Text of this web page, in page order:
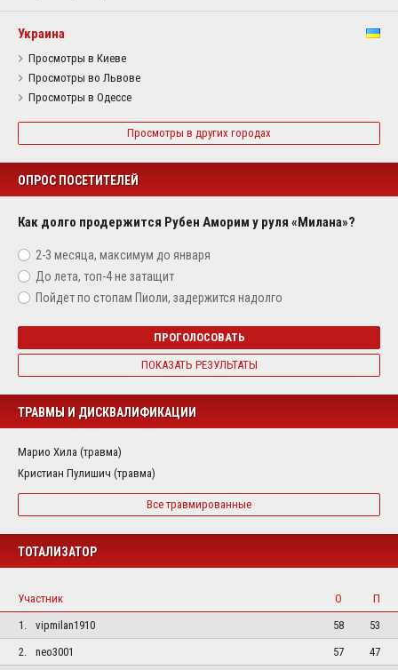
Украина
Просмотры в Киеве
Просмотры во Львове
Просмотры в Одессе
Просмотры в других городах
ОПРОС ПОСЕТИТЕЛЕЙ
Как долго продержится Рубен Аморим у руля «Милана»?
2-3 месяца, максимум до января
До лета, топ-4 не затащит
Пойдет по стопам Пиоли, задержится надолго
ПРОГОЛОСОВАТЬ
ПОКАЗАТЬ РЕЗУЛЬТАТЫ
ТРАВМЫ И ДИСКВАЛИФИКАЦИИ
Марио Хила (травма)
Кристиан Пулишич (травма)
Все травмированные
ТОТАЛИЗАТОР
Участник О
П
1.
vipmilan1910 58
53
2.
neo3001 57 47